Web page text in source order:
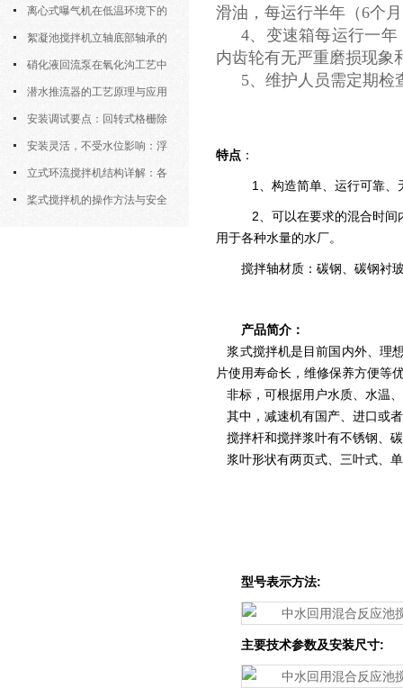
明 离心式曝气机在低温环境下的
运行特性与防冻措施
絮凝池搅拌机立轴底部轴承的
密封防水与免维护设计
硝化液回流泵在氧化沟工艺中
的布置位置对回流效果的影响
潜水推流器的工艺原理与应用
逻辑安装调试要点：回转式格栅除
污机的土建配合要求与水平度校准
安装灵活，不受水位影响：浮
筒式曝气机的结构优势与适用场景
立式环流搅拌机结构详解：各
部件的功能与协同
桨式搅拌机的操作方法与安全
滑油，每运行半年（6个
4、变速箱每运行一
内齿轮有无严重磨损现
5、维护人员需定期检
特点 ：
1、构造简单、运行可靠、
2、可以在要求的混合时间
用于各种水量的水厂。
搅拌轴材质：碳钢、碳钢衬
产品简介：
浆式搅拌机是目前国内外、理
片使用寿命长，维修保养方便等
非标，可根据用户水质、水温
其中，减速机有国产、进口或
搅拌杆和搅拌浆叶有不锈钢、
浆叶形状有两页式、三叶式、
型号表示方法:
主要技术参数及安装尺寸: